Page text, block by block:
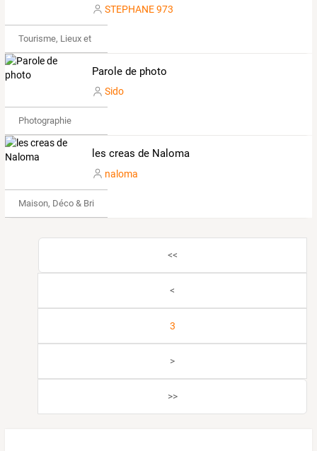
STEPHANE 973
Tourisme, Lieux et Événements
Parole de photo
Sido
Photographie
les creas de Naloma
naloma
Maison, Déco & Bricolage
<<
<
3
>
>>